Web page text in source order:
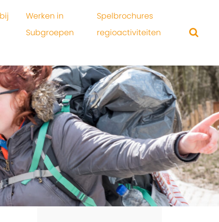
Werken in
Subgroepen
Spelbrochures
regioactiviteiten